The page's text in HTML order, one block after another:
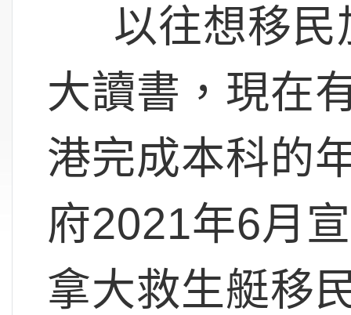
以往想移民
大讀書，現在
港完成本科的
府2021年6月
拿大救生艇移